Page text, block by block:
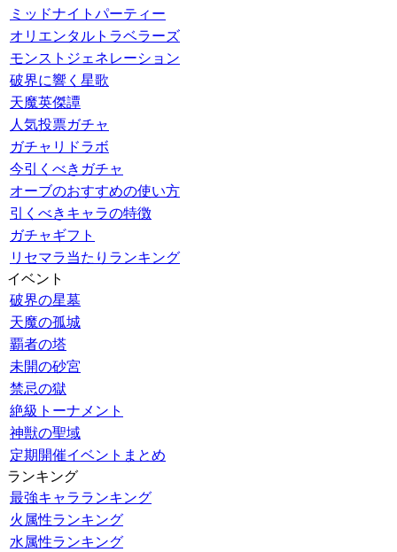
ミッドナイトパーティー
オリエンタルトラベラーズ
モンストジェネレーション
破界に響く星歌
天魔英傑譚
人気投票ガチャ
ガチャリドラボ
今引くべきガチャ
オーブのおすすめの使い方
引くべきキャラの特徴
ガチャギフト
リセマラ当たりランキング
イベント
破界の星墓
天魔の孤城
覇者の塔
未開の砂宮
禁忌の獄
絶級トーナメント
神獣の聖域
定期開催イベントまとめ
ランキング
最強キャラランキング
火属性ランキング
水属性ランキング